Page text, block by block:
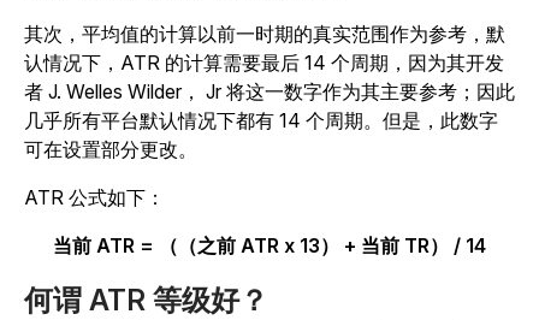
其次，平均值的计算以前一时期的真实范围作为参考，默
认情况下，ATR 的计算需要最后 14 个周期，因为其开发
者 J. Welles Wilder， Jr 将这一数字作为其主要参考；因此
几乎所有平台默认情况下都有 14 个周期。但是，此数字
可在设置部分更改。
ATR 公式如下：
当前 ATR = （（之前 ATR x 13） + 当前 TR） / 14
何谓 ATR 等级好？